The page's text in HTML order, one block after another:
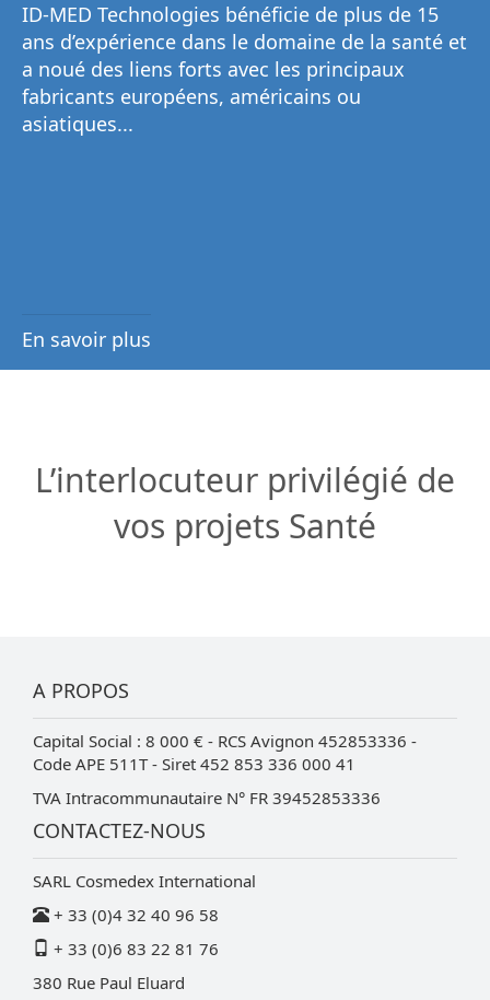
ID-MED Technologies bénéficie de plus de 15
ans d’expérience dans le domaine de la santé et
a noué des liens forts avec les principaux
fabricants européens, américains ou
asiatiques...
En savoir plus
L’interlocuteur privilégié de
vos projets Santé
A PROPOS
Capital Social : 8 000 € - RCS Avignon 452853336 -
Code APE 511T - Siret 452 853 336 000 41
TVA Intracommunautaire N° FR 39452853336
CONTACTEZ-NOUS
SARL Cosmedex International
+ 33 (0)4 32 40 96 58
+ 33 (0)6 83 22 81 76
380 Rue Paul Eluard